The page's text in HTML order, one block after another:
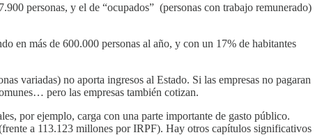
personas, y el de “ocupados” (personas con trabajo remunerado)
en más de 600.000 personas al año, y con un 17% de habitantes
variadas) no aporta ingresos al Estado. Si las empresas no pagaran
pero las empresas también cotizan.
por ejemplo, carga con una parte importante de gasto público.
a 113.123 millones por IRPF). Hay otros capítulos significativos